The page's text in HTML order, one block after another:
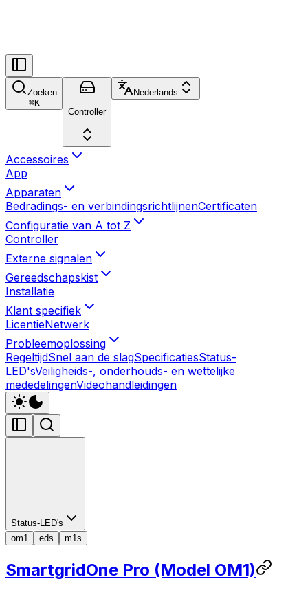
Zoeken
⌘K
Controller
Nederlands
Accessoires
App
Apparaten
Bedradings- en verbindingsrichtlijnenCertificaten
Configuratie van A tot Z
Controller
Externe signalen
Gereedschapskist
Installatie
Klant specifiek
LicentieNetwerk
Probleemoplossing
RegeltijdSnel aan de slagSpecificatiesStatus-
LED'sVeiligheids-, onderhouds- en wettelijke
mededelingenVideohandleidingen
Status-LED's
om1
eds m1s
SmartgridOne Pro (Model OM1)